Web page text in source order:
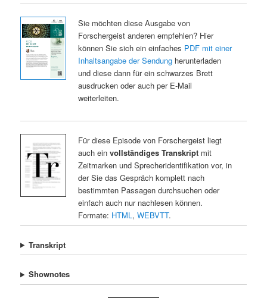
Sie möchten diese Ausgabe von
Forschergeist anderen empfehlen? Hier
können Sie sich ein einfaches PDF mit einer
Inhaltsangabe der Sendungherunterladen
und diese dann für ein schwarzes Brett
ausdrucken oder auch per E-Mail
weiterleiten.
Für diese Episode von Forschergeist liegt
auch ein vollständiges Transkriptmit
Zeitmarken und Sprecheridentifikation vor, in
der Sie das Gespräch komplett nach
bestimmten Passagen durchsuchen oder
einfach auch nur nachlesen können.
Formate: HTML, WEBVTT.
Transkript
Shownotes